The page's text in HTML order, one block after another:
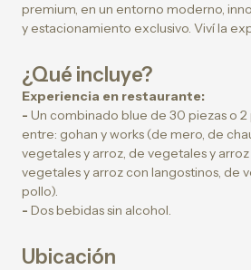
premium, en un entorno moderno,
y estacionamiento exclusivo. Viví la
¿Qué incluye?
Experiencia en restaurante:
- Un combinado blue de 30 piezas o
entre: gohan y works (de mero, de
vegetales y arroz, de vegetales y
vegetales y arroz con langostinos, de
pollo).
- Dos bebidas sin alcohol.
Ubicación